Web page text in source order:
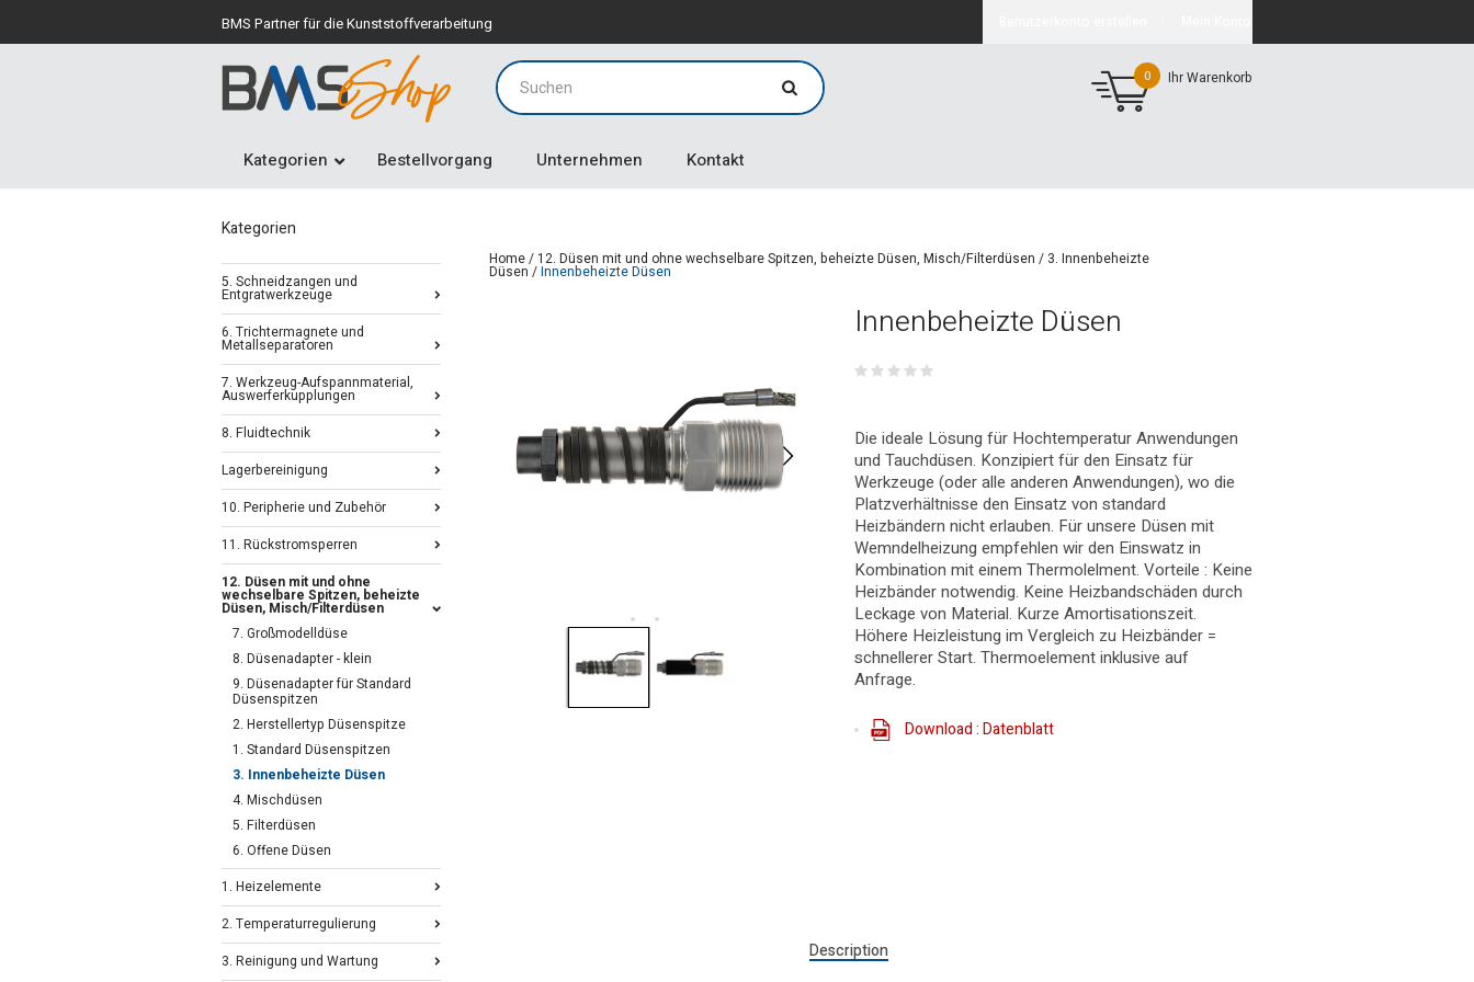
BMS Partner für die Kunststoffverarbeitung
0 Ihr Warenkorb
Kategorien Bestellvorgang Unternehmen Kontakt
Home/12. Düsen mit und ohne wechselbare Spitzen, beheizte Düsen, Misch/Filterdüsen / 3. Innenbeheizte
Düsen /Innenbeheizte Düsen
Innenbeheizte Düsen
Die ideale Lösung für Hochtemperatur Anwendungen
und Tauchdüsen. Konzipiert für den Einsatz für
Werkzeuge (oder alle anderen Anwendungen), wo die
Platzverhältnisse den Einsatz von standard
Heizbändern nicht erlauben. Für unsere Düsen mit
Wemndelheizung empfehlen wir den Einswatz in
Kombination mit einem Thermolelment. Vorteile : Keine
Heizbänder notwendig. Keine Heizbandschäden durch
Leckage von Material. Kurze Amortisationszeit.
Höhere Heizleistung im Vergleich zu Heizbänder =
schnellerer Start. Thermoelement inklusive auf
Anfrage.
Download : Datenblatt
Description
Kategorien
5. Schneidzangen und
Entgratwerkzeuge
6. Trichtermagnete und
Metallseparatoren
7. Werkzeug-Aufspannmaterial,
Auswerferkupplungen
8. Fluidtechnik
Lagerbereinigung
10. Peripherie und Zubehör
11. Rückstromsperren
12. Düsen mit und ohne
wechselbare Spitzen, beheizte
Düsen, Misch/Filterdüsen
7. Großmodelldüse
8. Düsenadapter - klein
9. Düsenadapter für Standard
Düsenspitzen
2. Herstellertyp Düsenspitze
1. Standard Düsenspitzen
3. Innenbeheizte Düsen
4. Mischdüsen
5. Filterdüsen
6. Offene Düsen
1. Heizelemente
2. Temperaturregulierung
3. Reinigung und Wartung